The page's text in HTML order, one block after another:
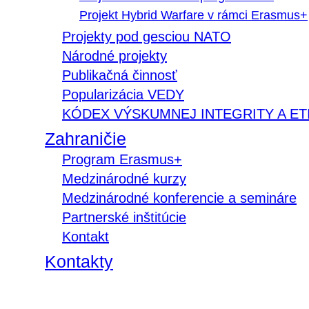
Projekt Hybrid Warfare v rámci Erasmus+
Projekty pod gesciou NATO
Národné projekty
Publikačná činnosť
Popularizácia VEDY
KÓDEX VÝSKUMNEJ INTEGRITY A
Zahraničie
Program Erasmus+
Medzinárodné kurzy
Medzinárodné konferencie a semináre
Partnerské inštitúcie
Kontakt
Kontakty